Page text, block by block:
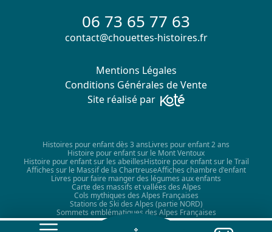
06 73 65 77 63
contact@chouettes-histoires.fr
Mentions Légales
Conditions Générales de Vente
Site réalisé par
Histoires pour enfant dès 3 ansLivres pour enfant 2 ans
Histoire pour enfant sur le Mont Ventoux
Histoire pour enfant sur les abeillesHistoire pour enfant sur le Trail
Affiches sur le Massif de la ChartreuseAffiches chambre d'enfant
Livres pour faire manger des légumes aux enfants
Carte des massifs et vallées des Alpes
Cols mythiques des Alpes Françaises
Stations de Ski des Alpes (partie NORD)
Sommets emblématiques des Alpes Françaises